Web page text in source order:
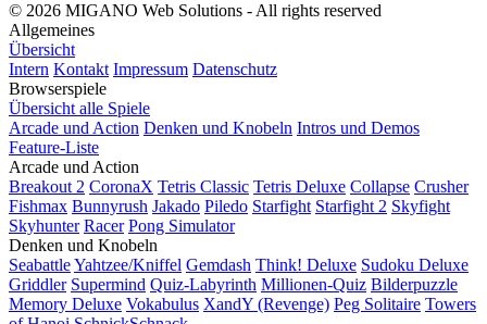
© 2026 MIGANO Web Solutions - All rights reserved
Allgemeines
Übersicht
Intern Kontakt Impressum Datenschutz
Browserspiele
Übersicht alle Spiele
Arcade und Action Denken und Knobeln Intros und Demos
Feature-Liste
Arcade und Action
Breakout 2 CoronaX Tetris Classic Tetris Deluxe Collapse Crusher
Fishmax Bunnyrush Jakado Piledo Starfight Starfight 2 Skyfight
Skyhunter Racer Pong Simulator
Denken und Knobeln
SeabattleYahtzee/Kniffel Gemdash Think! Deluxe Sudoku Deluxe
Griddler Supermind Quiz-Labyrinth Millionen-Quiz Bilderpuzzle
Memory Deluxe Vokabulus XandY (Revenge) Peg Solitaire Towers